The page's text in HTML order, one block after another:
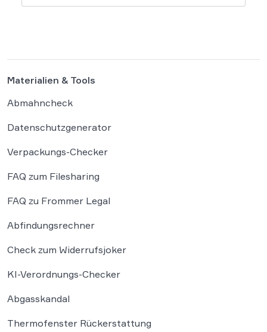
Geldstrafe verhängt, weil dieser den
Materialien & Tools
Abmahncheck
Datenschutzgenerator
Verpackungs-Checker
FAQ zum Filesharing
FAQ zu Frommer Legal
Abfindungsrechner
Check zum Widerrufsjoker
KI-Verordnungs-Checker
Abgasskandal
Thermofenster Rückerstattung